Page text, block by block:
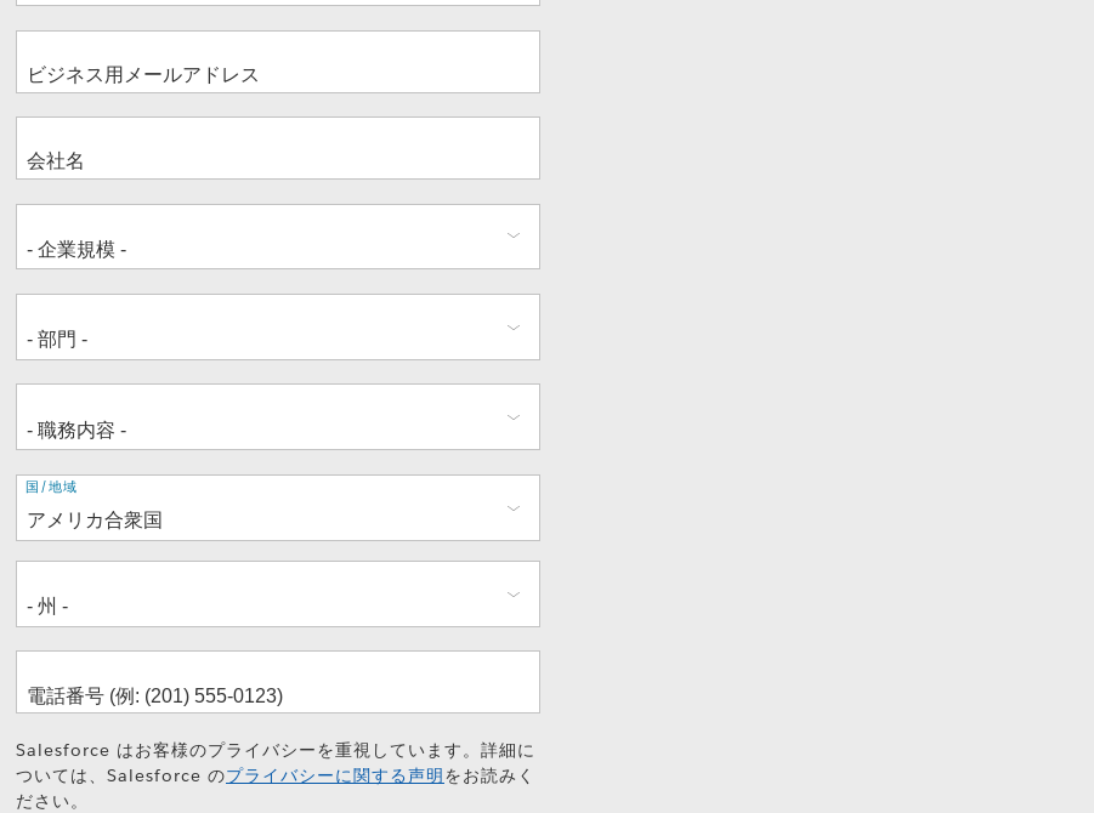
住
所
国/地域
Salesforce はお客様のプライバシーを重視しています。詳細に
ついては、Salesforce のプライバシーに関する声明をお読みく
ださい。